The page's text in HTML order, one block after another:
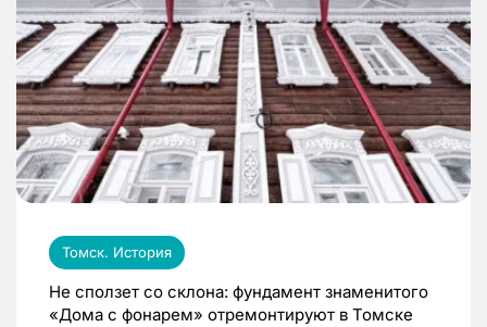
Томск. История
Не сползет со склона: фундамент знаменитого
«Дома с фонарем» отремонтируют в Томске